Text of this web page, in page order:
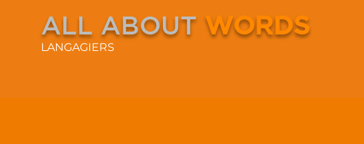
ALL ABOUT WORDS
LANGAGIERS